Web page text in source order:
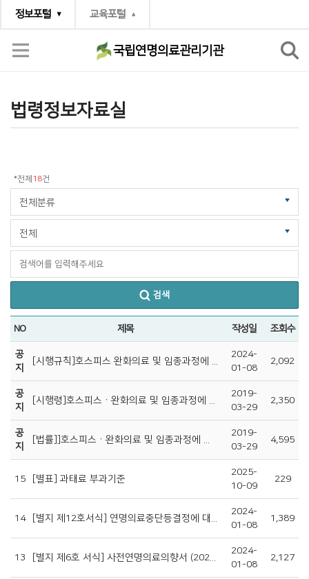
정보포털 교육포털
국립연명의료관리기관
법령정보자료실
법령정보자료실
*전체 18건
검색
NO 제목 작성일 조회수
공
지
2024-
01-08
2,092
공
지
2019-
03-29
2,350
공
지
2019-
03-29
4,595
15 [별표] 과태료 부과기준
2025-
10-09
229
14
2024-
01-08
1,389
13
2024-
01-08
2,127